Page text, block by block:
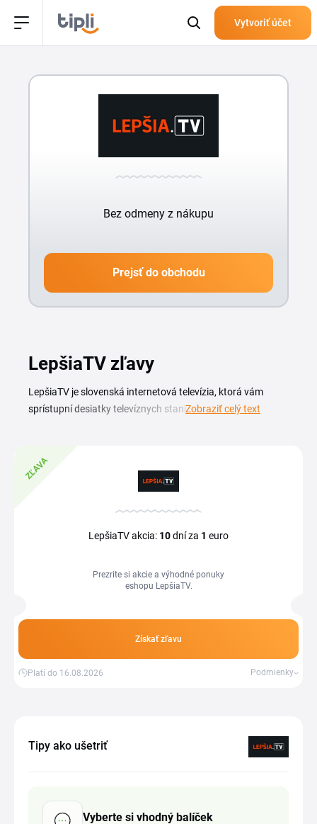
Vytvoriť účet
Bez odmeny z nákupu
Prejsť do obchodu
LepšiaTV zľavy
LepšiaTV je slovenská internetová televízia, ktorá vám
sprístupní desiatky televíznych staníc online, naživo aj zo
sa vám to hodí. S aktuálnym LepšiaTV zľavovým kupónom
si predplatné nastavíte za výhodnejšiu cenu. Vďaka
spätnému prehrávaniu a archívu si nenecháte ujsť žiadnu
reláciu a obľúbené programy si pustíte aj dodatočne.
stránke, stačí si vybrať platný LepšiaTV kupón a uplatniť ho
Zobraziť celý text
ZĽAVA
LepšiaTV akcia: 10dní za 1 euro
Prezrite si akcie a výhodné ponuky
eshopu LepšiaTV.
Získať zľavu
Platí do 16.08.2026 Podmienky
Tipy ako ušetriť
Vyberte si vhodný balíček